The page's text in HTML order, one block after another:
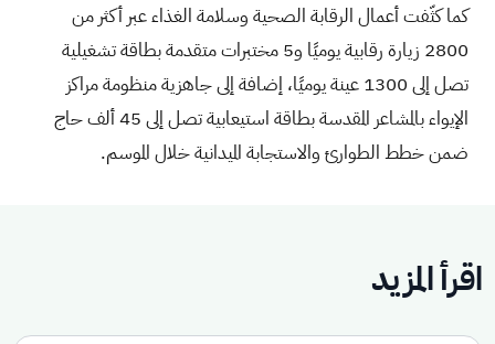
كما كثّفت أعمال الرقابة الصحية وسلامة الغذاء عبر أكثر من
2800 زيارة رقابية يوميًا و5 مختبرات متقدمة بطاقة تشغيلية
تصل إلى 1300 عينة يوميًا، إضافة إلى جاهزية منظومة مراكز
الإيواء بالمشاعر المقدسة بطاقة استيعابية تصل إلى 45 ألف حاج
ضمن خطط الطوارئ والاستجابة الميدانية خلال الموسم.
اقرأ المزيد